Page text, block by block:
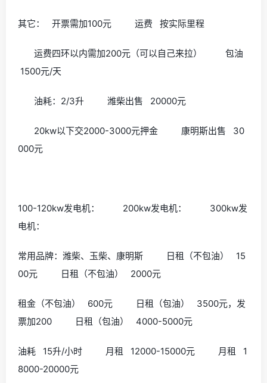
其它： 开票需加100元 运费 按实际里程
运费四环以内需加200元（可以自己来拉） 包油
1500元/天
油耗：2/3升 潍柴出售 20000元
20kw以下交2000-3000元押金 康明斯出售 30
000元
100-120kw发电机： 200kw发电机： 300kw发
电机：
常用品牌：潍柴、玉柴、康明斯 日租（不包油） 15
00元 日租（不包油） 2000元
租金（不包油） 600元 日租（包油） 3500元，发
票加200 日租（包油） 4000-5000元
油耗 15升/小时 月租 12000-15000元 月租 1
8000-20000元